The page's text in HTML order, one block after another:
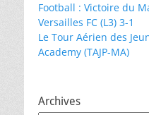
Football : Victoire du
Versailles FC (L3) 3-1
Le Tour Aérien des
Academy (TAJP-MA)
Archives